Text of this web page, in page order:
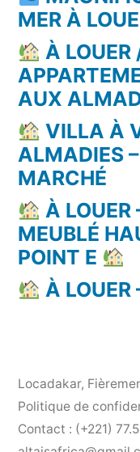
MER À
À LOUER
AUX
VILLA À
ALMADIES
MARCHÉ
À LOUER
MEUBLÉ
POINT E
À LOUER
Locadakar,
Politique de
Contact : (+221)